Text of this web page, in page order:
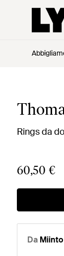
Rings da
60,50 €
Da Miinto